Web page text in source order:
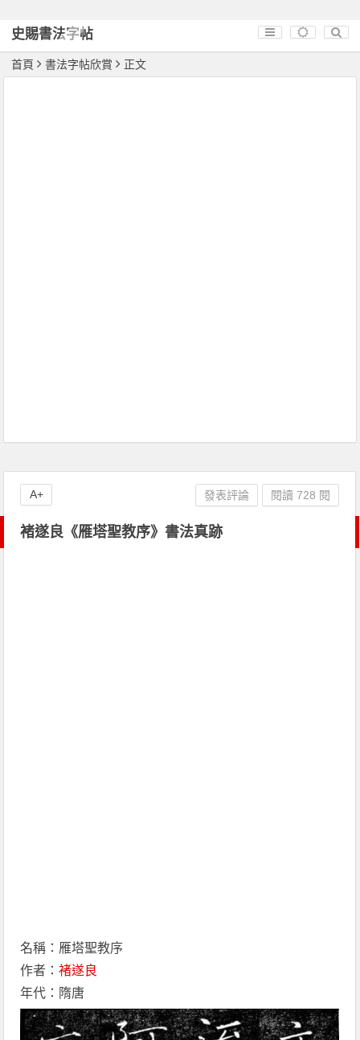
史賜書法字帖
首頁 書法字帖欣賞 正文
褚遂良《雁塔聖教序》書法真跡
名稱：雁塔聖教序
作者：褚遂良
年代：隋唐
發表評論 閱讀 728 閱
A+